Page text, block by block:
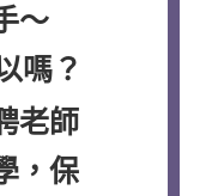
～
嗎？
老師
，保